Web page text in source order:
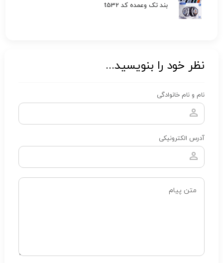
بند تک وعمده کد t532
نظر خود را بنویسید...
نام و نام خانوادگی
آدرس الکترونیکی